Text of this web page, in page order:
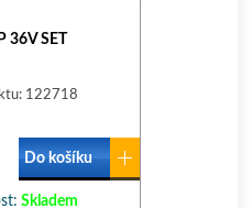
36V SET
122718
Do košíku
Skladem